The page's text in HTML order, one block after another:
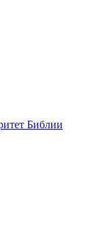
Библии